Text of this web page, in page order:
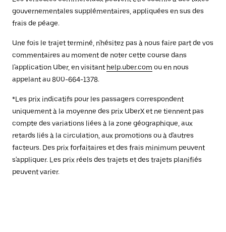
gouvernementales supplémentaires, appliquées en sus des
frais de péage.
Une fois le trajet terminé, n'hésitez pas à nous faire part de vos
commentaires au moment de noter cette course dans
l'application Uber, en visitant help.uber.com ou en nous
appelant au 800-664-1378.
*Les prix indicatifs pour les passagers correspondent
uniquement à la moyenne des prix UberX et ne tiennent pas
compte des variations liées à la zone géographique, aux
retards liés à la circulation, aux promotions ou à d'autres
facteurs. Des prix forfaitaires et des frais minimum peuvent
s'appliquer. Les prix réels des trajets et des trajets planifiés
peuvent varier.